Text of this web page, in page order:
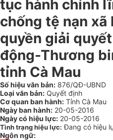
tục hành chính
chống tệ nạn
quyền giải
động-Thương
tỉnh Cà Mau
Số hiệu văn bản: 876/QĐ-UBND
Loại văn bản: Quyết định
Cơ quan ban hành: Tỉnh Cà Mau
Ngày ban hành: 20-05-2016
Ngày có hiệu lực: 20-05-2016
Tình trạng hiệu lực: Đang có hiệu
Ngôn ngữ: